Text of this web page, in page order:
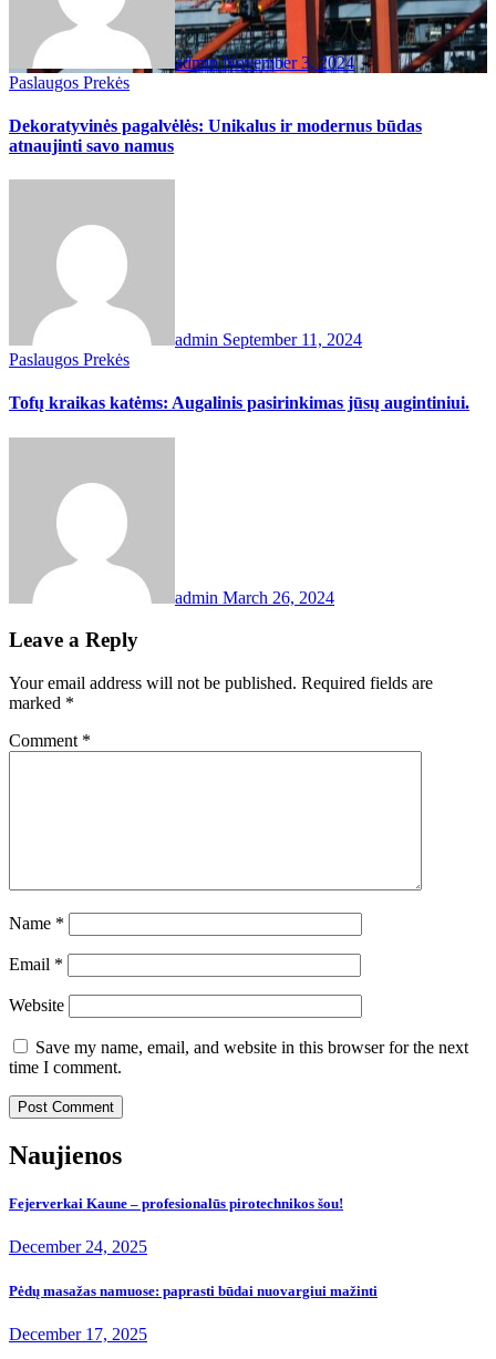
adminNovember 3, 2024
Paslaugos Prekės
Dekoratyvinės pagalvėlės: Unikalus ir modernus būdas
atnaujinti savo namus
admin September 11, 2024
Paslaugos Prekės
Tofų kraikas katėms: Augalinis pasirinkimas jūsų augintiniui.
admin March 26, 2024
Leave a Reply
Your email address will not be published. Required fields are
marked *
Comment *
Name *
Email *
Website
Save my name, email, and website in this browser for the next
time I comment.
Naujienos
Fejerverkai Kaune – profesionalūs pirotechnikos šou!
December 24, 2025
Pėdų masažas namuose: paprasti būdai nuovargiui mažinti
December 17, 2025